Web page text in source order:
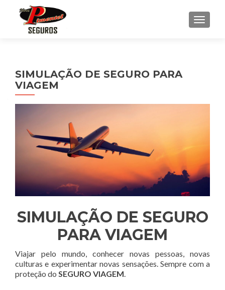
SIMULAÇÃO DE SEGURO PARA
VIAGEM
SIMULAÇÃO DE SEGURO
PARA VIAGEM
Viajar pelo mundo, conhecer novas pessoas, novas
culturas e experimentar novas sensações. Sempre com a
proteção do SEGURO VIAGEM